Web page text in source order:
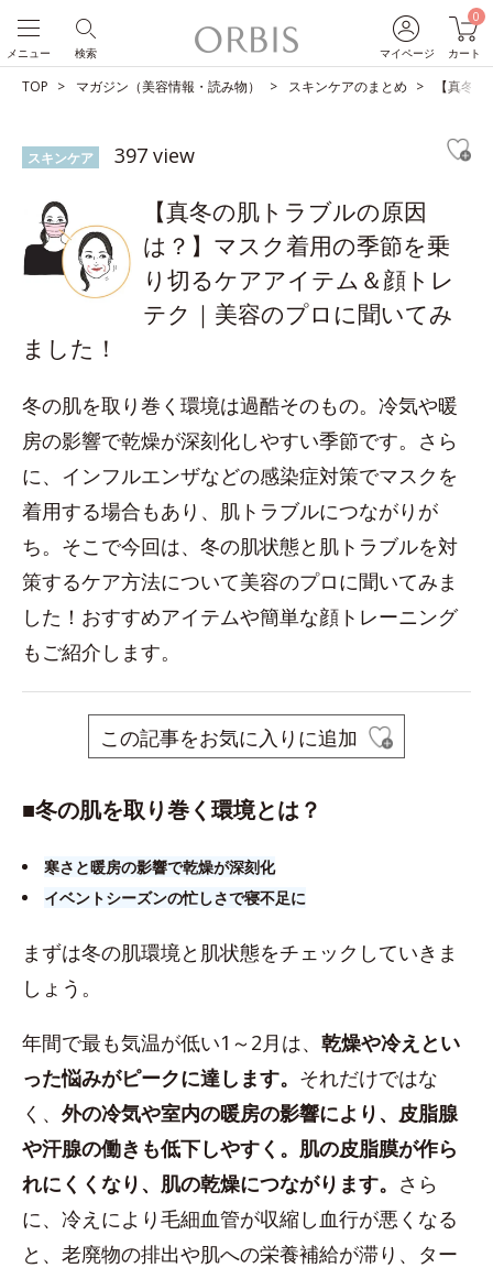
マイページ
0
カート
検索
メニュー
TOP マガジン（美容情報・読み物） スキンケアのまとめ 【真冬
スキンケア 397 view
【真冬の肌トラブルの原因
は？】マスク着用の季節を乗
り切るケアアイテム＆顔トレ
テク｜美容のプロに聞いてみ
ました！
冬の肌を取り巻く環境は過酷そのもの。冷気や暖
房の影響で乾燥が深刻化しやすい季節です。さら
に、インフルエンザなどの感染症対策でマスクを
着用する場合もあり、肌トラブルにつながりが
ち。そこで今回は、冬の肌状態と肌トラブルを対
策するケア方法について美容のプロに聞いてみま
した！おすすめアイテムや簡単な顔トレーニング
もご紹介します。
この記事をお気に入りに追加
■​冬の肌を取り巻く環境とは？
寒さと暖房の影響で乾燥が深刻化
イベントシーズンの忙しさで寝不足に
まずは冬の肌環境と肌状態をチェックしていきま
しょう。
年間で最も気温が低い1～2月は、 乾燥や冷えとい
った悩みがピークに達します。 それだけではな
く、 外の冷気や室内の暖房の影響により、皮脂腺
や汗腺の働きも低下しやすく。肌の皮脂膜が作ら
れにくくなり、肌の乾燥につながります。 さら
に、冷えにより毛細血管が収縮し血行が悪くなる
と、老廃物の排出や肌への栄養補給が滞り、ター